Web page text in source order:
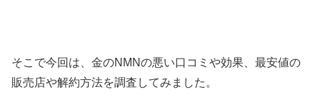
そこで今回は、金のNMNの悪い口コミや効果、最安値の
販売店や解約方法を調査してみました。